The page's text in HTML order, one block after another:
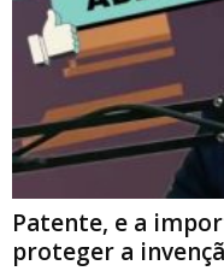
Patente, e a
proteger a